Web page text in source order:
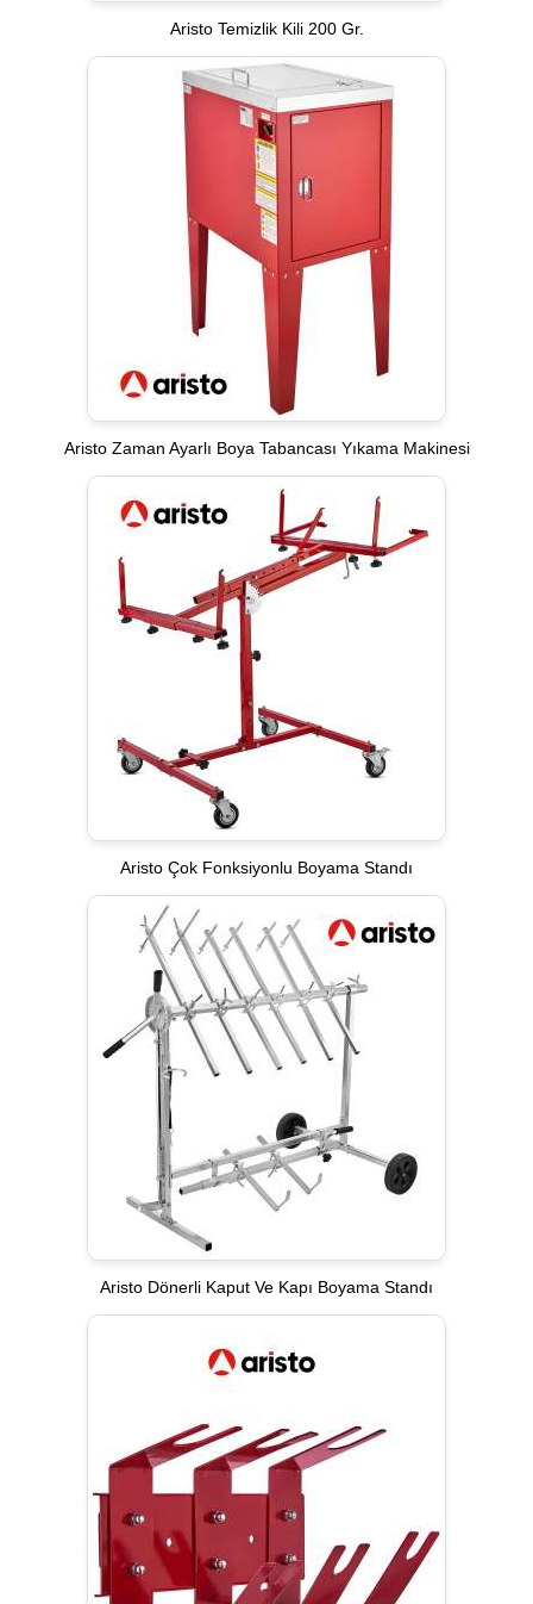
Aristo Temizlik Kili 200 Gr.
Aristo Zaman Ayarlı Boya Tabancası Yıkama Makinesi
Aristo Çok Fonksiyonlu Boyama Standı
Aristo Dönerli Kaput Ve Kapı Boyama Standı